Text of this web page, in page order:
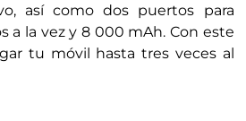
así como dos puertos para
a la vez y 8 000 mAh. Con este
tu móvil hasta tres veces al